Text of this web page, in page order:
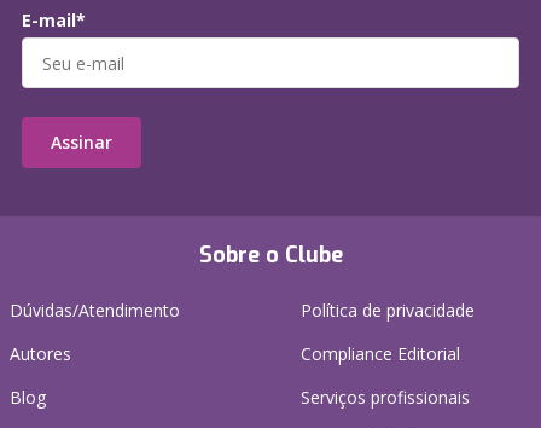
Sobre o Clube
Dúvidas/Atendimento
Autores
Blog
Política de privacidade
Compliance Editorial
Serviços profissionais
E-mail*
Assinar